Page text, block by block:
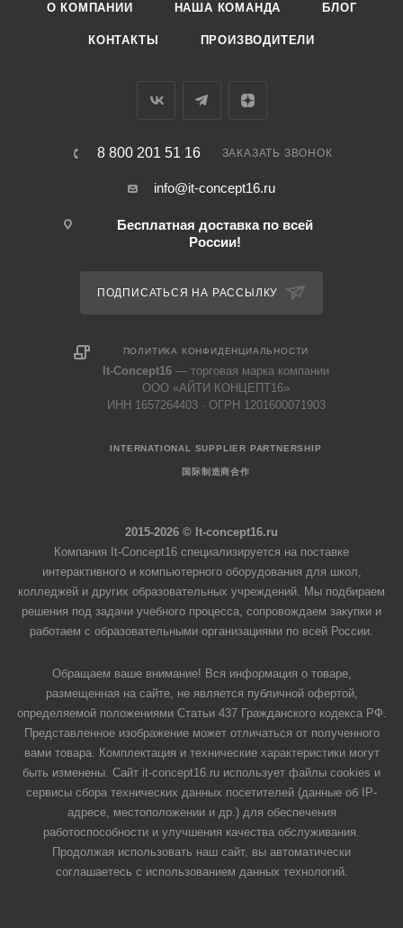
О КОМПАНИИ НАША КОМАНДА БЛОГ
КОНТАКТЫ ПРОИЗВОДИТЕЛИ
8 800 201 51 16 ЗАКАЗАТЬ ЗВОНОК
info@it-concept16.ru
Бесплатная доставка по всей
России!
ПОДПИСАТЬСЯ НА РАССЫЛКУ
ПОЛИТИКА КОНФИДЕНЦИАЛЬНОСТИ
It-Concept16 — торговая марка компании
ООО «АЙТИ КОНЦЕПТ16»
ИНН 1657264403 · ОГРН 1201600071903
INTERNATIONAL SUPPLIER PARTNERSHIP
国际制造商合作
2015-2026 © It-concept16.ru
Компания It-Concept16 специализируется на поставке
интерактивного и компьютерного оборудования для школ,
колледжей и других образовательных учреждений. Мы подбираем
решения под задачи учебного процесса, сопровождаем закупки и
работаем с образовательными организациями по всей России.
Обращаем ваше внимание! Вся информация о товаре,
размещенная на сайте, не является публичной офертой,
определяемой положениями Статьи 437 Гражданского кодекса РФ.
Представленное изображение может отличаться от полученного
вами товара. Комплектация и технические характеристики могут
быть изменены. Сайт it-concept16.ru использует файлы cookies и
сервисы сбора технических данных посетителей (данные об IP-
адресе, местоположении и др.) для обеспечения
работоспособности и улучшения качества обслуживания.
Продолжая использовать наш сайт, вы автоматически
соглашаетесь с использованием данных технологий.